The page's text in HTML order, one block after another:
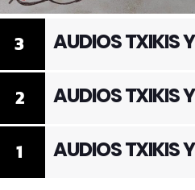
1 AUDIOS TXIKIS Y
2 AUDIOS TXIKIS Y
3 AUDIOS TXIKIS Y